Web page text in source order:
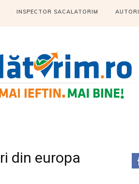
INSPECTOR SACALATORIM AUTORI
din europa